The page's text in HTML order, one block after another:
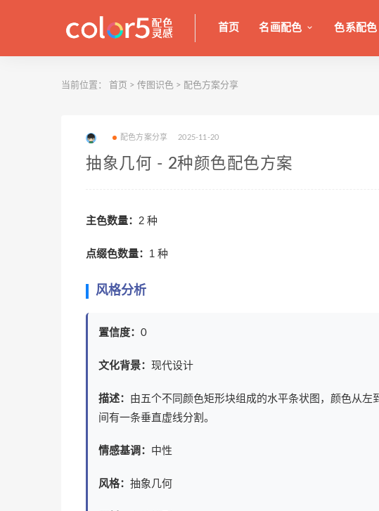
首页 名画配色 色系配色
当前位置： 首页 > 传图识色 > 配色方案分享
配色方案分享 2025-11-20
抽象几何 - 2种颜色配色方案
主色数量： 2 种
点缀色数量： 1 种
风格分析
置信度： 0
文化背景： 现代设计
描述：
由五个不同颜色矩形块组成的水平条状图，颜色从
间有一条垂直虚线分割。
情感基调： 中性
风格： 抽象几何